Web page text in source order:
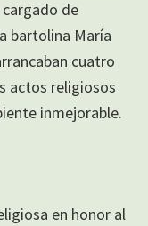
de
bartolina María
cuatro
actos religiosos
inmejorable.
en honor al